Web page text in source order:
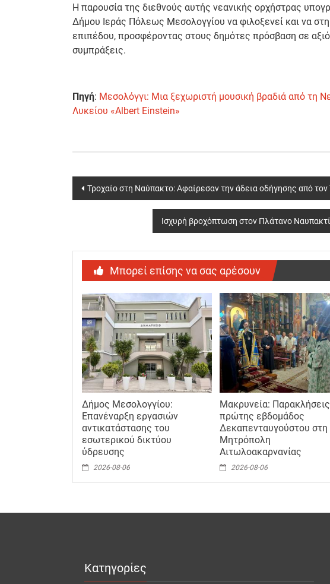
Η παρουσία της διεθνούς αυτής νεανικής ορχήστρας
Δήμου Ιεράς Πόλεως Μεσολογγίου να φιλοξενεί και να
επιπέδου, προσφέροντας στους δημότες πρόσβαση σε
συμπράξεις.
Πηγή: Μεσολόγγι: Μια ξεχωριστή μουσική βραδιά από τη
Λυκείου «Albert Einstein»
Post
Τροχαίο στη Ναύπακτο: Αφαίρεσαν την άδεια οδήγησης από
Ισχυρή βροχόπτωση στον Πλάτανο
Μπορεί επίσης να σας αρέσουν
Δήμος Μεσολογγίου:
Επανέναρξη εργασιών
αντικατάστασης του
εσωτερικού δικτύου
ύδρευσης
2026-08-06
Μακρυνεία: Παρακλήσεις
πρώτης εβδομάδος
Δεκαπενταυγούστου στη
Μητρόπολη
Αιτωλοακαρνανίας
2026-08-06
Κατηγορίες